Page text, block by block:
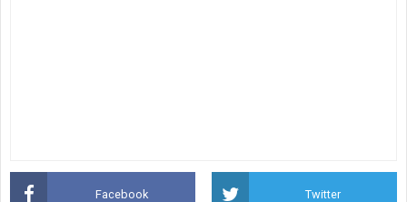
Facebook Twitter